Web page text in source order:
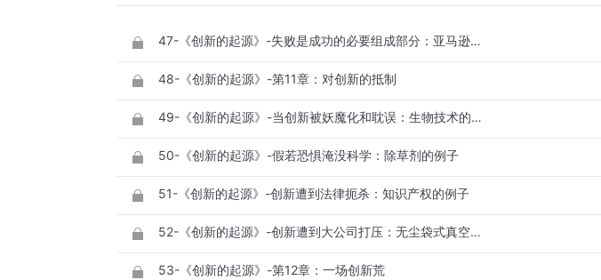
47-《创新的起源》-失败是成功的必要组成部分：亚马逊和谷歌
48-《创新的起源》-第11章：对创新的抵制
49-《创新的起源》-当创新被妖魔化和耽误：生物技术的例子
50-《创新的起源》-假若恐惧淹没科学：除草剂的例子
51-《创新的起源》-创新遭到法律扼杀：知识产权的例子
52-《创新的起源》-创新遭到大公司打压：无尘袋式真空吸尘器的例子
53-《创新的起源》-第12章：一场创新荒